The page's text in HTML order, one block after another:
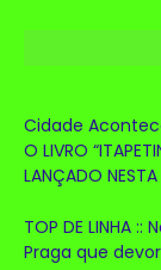
Cidade
O LIVRO
LANÇADO
TOP DE LINHA
Praga que